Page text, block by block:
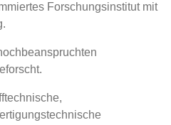
Forschungsinstitut mit